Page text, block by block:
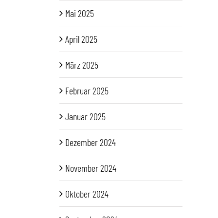
Mai 2025
April 2025
März 2025
Februar 2025
Januar 2025
Dezember 2024
November 2024
Oktober 2024